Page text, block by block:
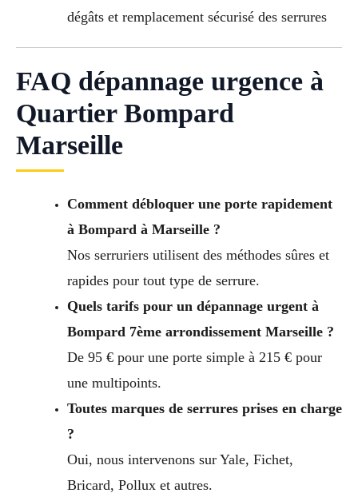
dégâts et remplacement sécurisé des serrures
FAQ dépannage urgence à
Quartier Bompard
Marseille
Comment débloquer une porte rapidement
à Bompard à Marseille ?
Nos serruriers utilisent des méthodes sûres et
rapides pour tout type de serrure.
Quels tarifs pour un dépannage urgent à
Bompard 7ème arrondissement Marseille ?
De 95 € pour une porte simple à 215 € pour
une multipoints.
Toutes marques de serrures prises en charge
?
Oui, nous intervenons sur Yale, Fichet,
Bricard, Pollux et autres.